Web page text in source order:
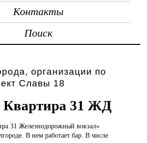
Контакты
Поиск
организации по
Славы 18
Квартира 31 ЖД
31 Железнодорожный вокзал»
В нем работает бар. В числе